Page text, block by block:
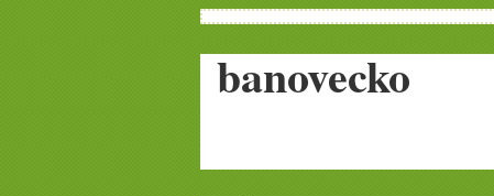
banovecko